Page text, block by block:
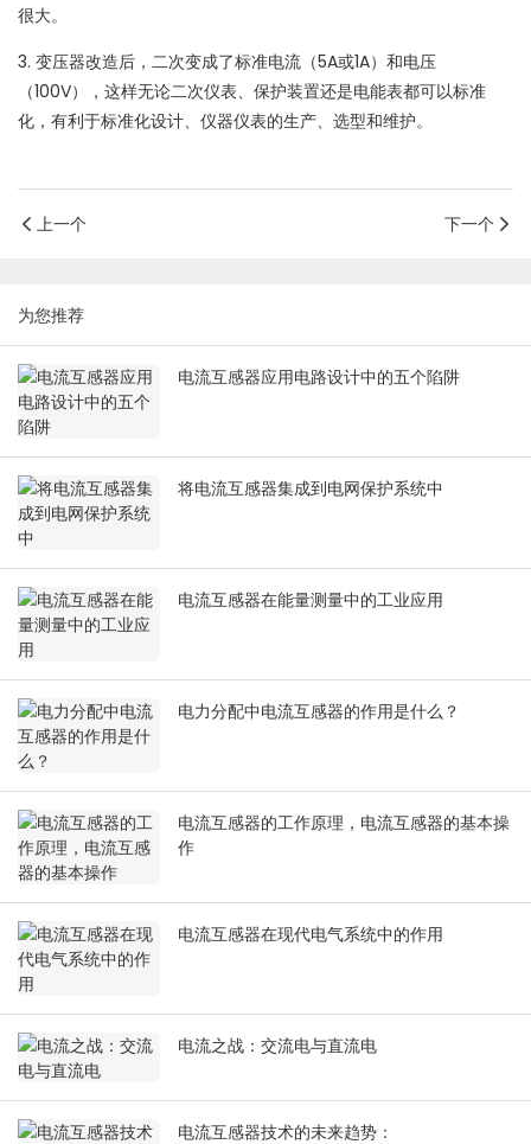
很大。
3. 变压器改造后，二次变成了标准电流（5A或1A）和电压
（100V），这样无论二次仪表、保护装置还是电能表都可以标准
化，有利于标准化设计、仪器仪表的生产、选型和维护。
上一个 下一个
为您推荐
电流互感器应用电路设计中的五个陷阱
将电流互感器集成到电网保护系统中
电流互感器在能量测量中的工业应用
电力分配中电流互感器的作用是什么？
电流互感器的工作原理，电流互感器的基本操
作
电流互感器在现代电气系统中的作用
电流之战：交流电与直流电
电流互感器技术的未来趋势：